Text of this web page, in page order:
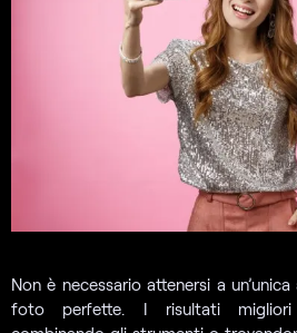
Non è necessario attenersi a
foto perfette. I risultati